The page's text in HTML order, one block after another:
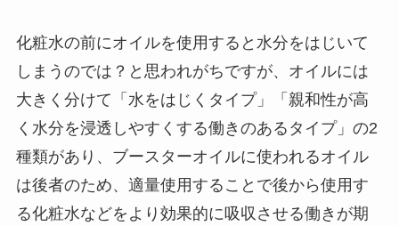
化粧水の前にオイルを使用すると水分をはじいて
しまうのでは？と思われがちですが、オイルには
大きく分けて「水をはじくタイプ」「親和性が高
く水分を浸透しやすくする働きのあるタイプ」の2
種類があり、ブースターオイルに使われるオイル
は後者のため、適量使用することで後から使用す
る化粧水などをより効果的に吸収させる働きが期